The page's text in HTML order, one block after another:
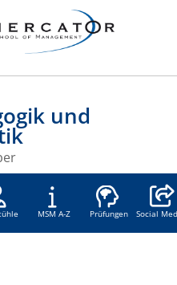
und
MSM A-Z Prüfungen Social